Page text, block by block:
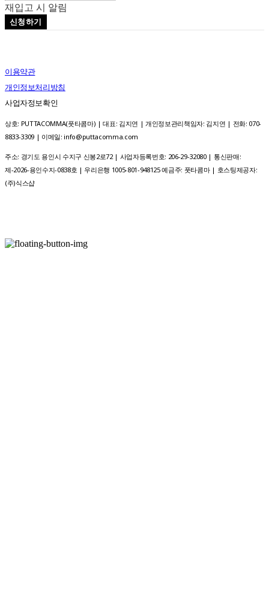
재입고 시 알림
신청하기
이용약관
개인정보처리방침
사업자정보확인
상호: PUTTACOMMA(풋타콤마) | 대표: 김지연 | 개인정보관리책임자: 김지연 | 전화: 070-
8833-3309 | 이메일: info@puttacomma.com
주소: 경기도 용인시 수지구 신봉2로72 | 사업자등록번호: 206-29-32080| 통신판매:
제-2026-용인수지-0838호 | 우리은행 1005-801-948125 예금주: 풋타콤마| 호스팅제공자:
(주)식스샵